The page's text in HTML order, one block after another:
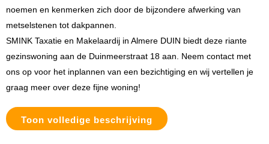
noemen en kenmerken zich door de bijzondere afwerking van
metselstenen tot dakpannen.
SMINK Taxatie en Makelaardij in Almere DUIN biedt deze riante
gezinswoning aan de Duinmeerstraat 18 aan. Neem contact met
ons op voor het inplannen van een bezichtiging en wij vertellen je
graag meer over deze fijne woning!
Toon volledige beschrijving